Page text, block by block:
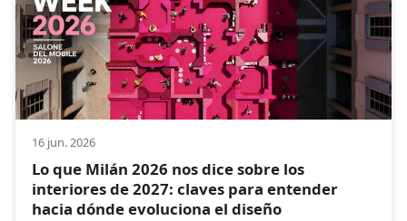
16 jun. 2026
Lo que Milán 2026 nos dice sobre los
interiores de 2027: claves para entender
hacia dónde evoluciona el diseño